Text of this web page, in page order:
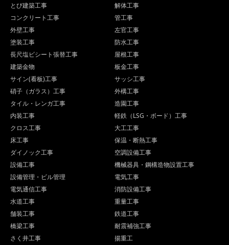
とび建築工事
解体工事
コンクリート工事
管工事
外壁工事
左官工事
塗装工事
防水工事
長尺塩ビシート張替工事
屋根工事
建築金物
板金工事
サイン(看板)工事
サッシ工事
硝子（ガラス）工事
外構工事
タイル・レンガ工事
造園工事
内装工事
軽鉄（LSG・ボード）工事
クロス工事
大工工事
床工事
保温・断熱工事
ダイノック工事
空調設備工事
設備工事
機械器具・鋼構造物設置工事
設備管理・ビル管理
電気工事
電気通信工事
消防設備工事
水道工事
重量工事
舗装工事
鉄道工事
橋梁工事
耐震補強工事
さく井工事
揚重工